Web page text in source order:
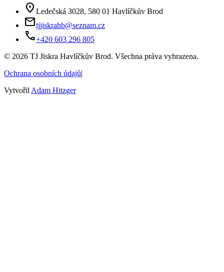
location_on Ledečská 3028, 580 01 Havlíčkův Brod
mailtjjiskrahb@seznam.cz
phone+420 603 296 805
© 2026 TJ Jiskra Havlíčkův Brod. Všechna práva vyhrazena.
Ochrana osobních údajů|
Vytvořil Adam Hitzger